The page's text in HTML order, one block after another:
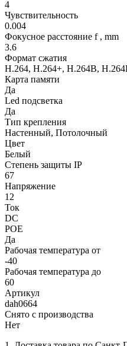
4
Чувствительность
0.004
Фокусное расстояние f , mm
3.6
Формат сжатия
H.264, H.264+, H.264B,
Карта памяти
Да
Led подсветка
Да
Тип крепления
Настенный, Потолочный
Цвет
Белый
Степень защиты IP
67
Напряжение
12
Ток
DC
POE
Да
Рабочая температура от
-40
Рабочая температура до
60
Артикул
dah0664
Снято с производства
Нет